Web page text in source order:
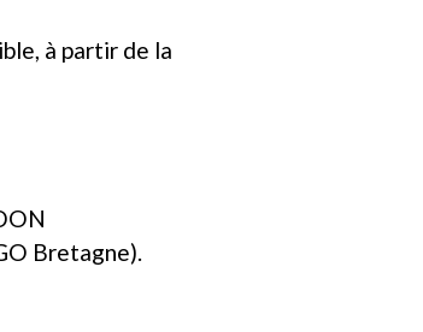
à partir de la
Bretagne).